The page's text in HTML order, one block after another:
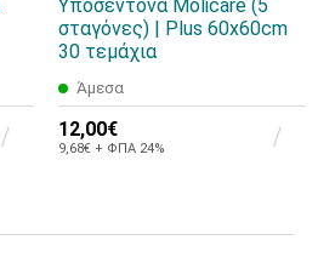
Υποσέντονα Molicare (5
σταγόνες) | Plus 60x60cm
30 τεμάχια
Άμεσα
12,00€
9,68€ + ΦΠΑ 24%